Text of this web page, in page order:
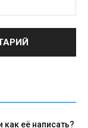
её написать?